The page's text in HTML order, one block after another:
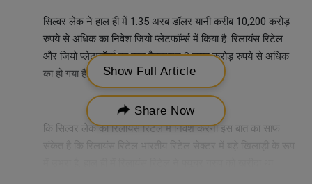
सिल्वर लेक ने हाल ही में 1.35 अरब डॉलर यानी करीब 10,200 करोड़
रुपये से अधिक का निवेश जियो प्लेटफॉर्म्स में किया है. रिलायंस रिटेल
और जियो प्लेटफॉर्म्स का कुल वैल्यूएशन 9 लाख करोड़ रुपये से अधिक
का हो गया है.
मार्केट के जानकारों का कहना है
कि सिल्वर लेक का रिलायंस रिटेल में निवेश करना इस बात का साफ
Show Full Article
Share Now